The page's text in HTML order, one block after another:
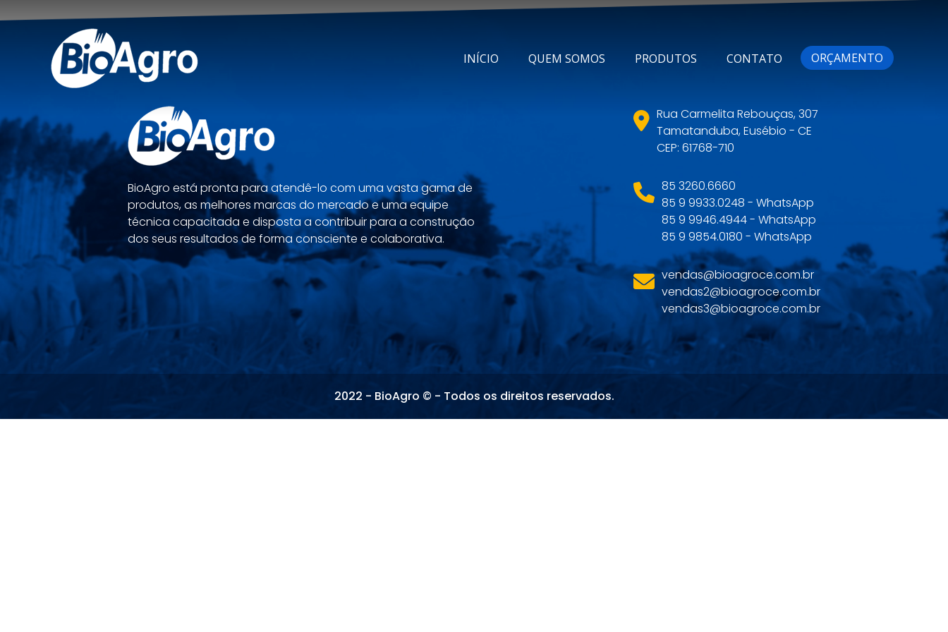
INÍCIO QUEM SOMOS PRODUTOS CONTATO ORÇAMENTO
BioAgro está pronta para atendê-lo com uma vasta gama de
produtos, as melhores marcas do mercado e uma equipe
técnica capacitada e disposta a contribuir para a construção
dos seus resultados de forma consciente e colaborativa.
Rua Carmelita Rebouças, 307
Tamatanduba, Eusébio - CE
CEP: 61768-710
85 3260.6660
85 9 9933.0248 - WhatsApp
85 9 9946.4944 - WhatsApp
85 9 9854.0180 - WhatsApp
vendas@bioagroce.com.br
vendas2@bioagroce.com.br
vendas3@bioagroce.com.br
2022 - BioAgro © - Todos os direitos reservados.